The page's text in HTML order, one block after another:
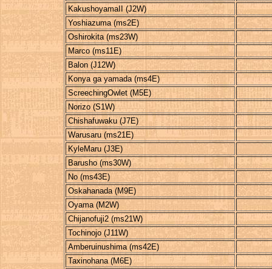
KakushoyamaII (J2W)
Yoshiazuma (ms2E)
Oshirokita (ms23W)
Marco (ms11E)
Balon (J12W)
Konya ga yamada (ms4E)
ScreechingOwlet (M5E)
Norizo (S1W)
Chishafuwaku (J7E)
Warusaru (ms21E)
KyleMaru (J3E)
Barusho (ms30W)
No (ms43E)
Oskahanada (M9E)
Oyama (M2W)
Chijanofuji2 (ms21W)
Tochinojo (J11W)
Amberuinushima (ms42E)
Taxinohana (M6E)